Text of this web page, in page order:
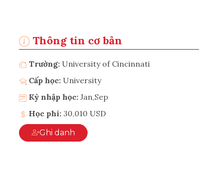
Thông tin cơ bản
Trường: University of Cincinnati
Cấp học: University
Kỳ nhập học: Jan,Sep
Học phí: 30,010 USD
Ghi danh